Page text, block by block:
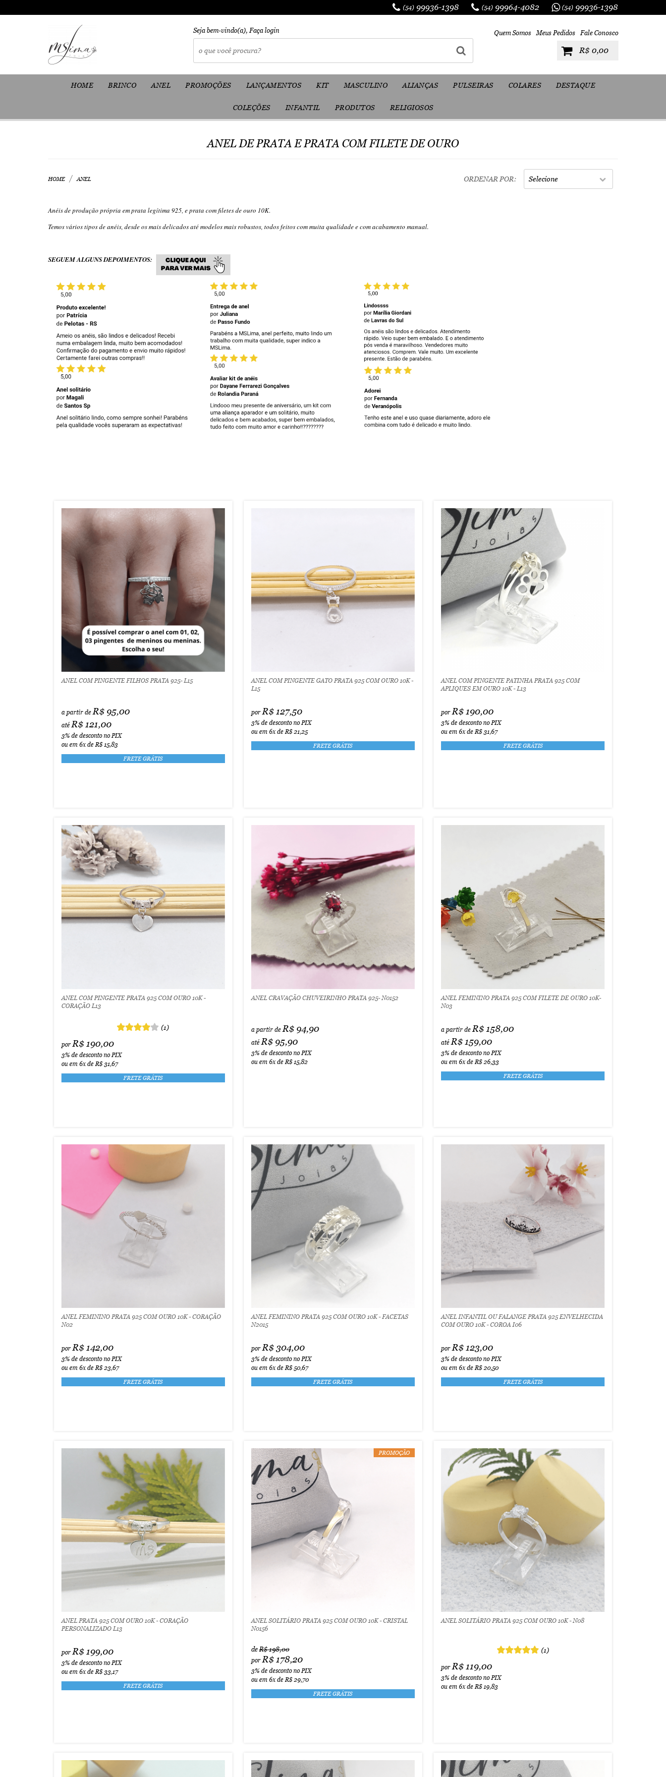
(54) 99936-1398 (54) 99964-4082 (54) 99936-1398
Seja bem-vindo(a),Faça login Quem Somos Meus Pedidos Fale Conosco
R$ 0,00
HOME BRINCO ANEL PROMOÇÕES LANÇAMENTOS KIT MASCULINO ALIANÇAS PULSEIRAS COLARES DESTAQUE
COLEÇÕES INFANTIL PRODUTOS RELIGIOSOS
ANEL DE PRATA E PRATA COM FILETE DE OURO
HOME ANEL ORDENAR POR Selecione
ANEL COM PINGENTE FILHOS PRATA 925- L15
a partir de R$ 95,00
até R$ 121,00
3%de desconto no PIX
ou em 6xdeR$ 15,83
FRETE GRÁTIS
ANEL COM PINGENTE GATO PRATA 925 COM OURO 10K -
L15
por R$ 127,50
3%de desconto no PIX
ou em 6xdeR$ 21,25
FRETE GRÁTIS
ANEL COM PINGENTE PATINHA PRATA 925 COM
APLIQUES EM OURO 10K - L13
por R$ 190,00
3% de desconto no PIX
ou em6xdeR$ 31,67
FRETE GRÁTIS
ANEL COM PINGENTE PRATA 925 COM OURO 10K -
CORAÇÃO L13
(1)
por R$ 190,00
3%de desconto no PIX
ou em 6xde R$ 31,67
FRETE GRÁTIS
ANEL CRAVAÇÃO CHUVEIRINHO PRATA 925- N0152
a partir de R$ 94,90
até R$ 95,90
3%de desconto no PIX
ou em 6xde R$ 15,82
ANEL FEMININO PRATA 925 COM FILETE DE OURO 10K-
N03
a partir de R$ 158,00
até R$ 159,00
3% de desconto no PIX
ou em6xde R$ 26,33
FRETE GRÁTIS
ANEL FEMININO PRATA 925 COM OURO 10K - CORAÇÃO
N02
por R$ 142,00
3%de desconto no PIX
ou em 6xdeR$ 23,67
FRETE GRÁTIS
ANEL FEMININO PRATA 925 COM OURO 10K - FACETAS
N2015
por R$ 304,00
3%de desconto no PIX
ou em 6xdeR$ 50,67
FRETE GRÁTIS
ANEL INFANTIL OU FALANGE PRATA 925 ENVELHECIDA
COM OURO 10K - COROA I06
por R$ 123,00
3% de desconto no PIX
ou em6xdeR$ 20,50
FRETE GRÁTIS
ANEL PRATA 925 COM OURO 10K - CORAÇÃO
PERSONALIZADO L13
por R$ 199,00
3%de desconto no PIX
ou em 6xdeR$ 33,17
FRETE GRÁTIS
PROMOÇÃO
ANEL SOLITÁRIO PRATA 925 COM OURO 10K - CRISTAL
N0156
de R$ 198,00
por R$ 178,20
3%de desconto no PIX
ou em 6xdeR$ 29,70
FRETE GRÁTIS
ANEL SOLITÁRIO PRATA 925 COM OURO 10K - N08
(1)
por R$ 119,00
3% de desconto no PIX
ou em6xdeR$ 19,83
Anéis de produção própria em prata legítima 925, e prata com filetes de ouro 10K.
Temos vários tipos de anéis, desde os mais delicados até modelos mais robustos, todos feitos com muita qualidade e com acabamento manual.
SEGUEM ALGUNS DEPOIMENTOS: